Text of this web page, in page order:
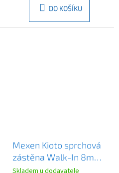
DO KOŠÍKU
Mexen Kioto sprchová
zástěna Walk-In 8mm,
30x200 cm, čiré sklo,
Skladem u dodavatele